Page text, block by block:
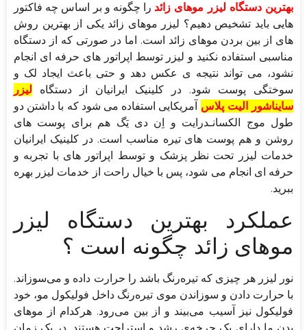
بهترین دستگاه لیزر موهای زائد را چگونه و بر اساس چه فاکتور
هایی باید تشخیص دهیم؟ لیزر موهای زائد یکی از بهترین روش
های از بین بردن موهای زائد است. اما در صورتی که از دستگاه
مناسبی استفاده نکنید و لیزر توسط اپراتور های حرفه ای انجام
نشود، می تواند نتیجه ی عکس دهد و حتی باعث ایجاد لک و
سوختگی پوست شود. در کلینیک ایرانیان از دستگاه لیزر
سایناشور الیت پلاس آمریکایی استفاده می شود که با داشتن دو
طول موج الکسانـدرایت و اِن دی یَگ هم برای پوست های
روشن و هم پوست های تیره مناسب است. در کلینیک ایرانیان
خدمات لیزر تحت نظر پزشک و توسط اپراتور های با تجربه و
حرفه ای انجام می شود، پس با خیال راحت از خدمات لیزر بهره
ببرید.
عملکرد بهترین دستگاه لیزر
موهای زائد چگونه است ؟
نور لیزر هر چیزی که تیره‌رنگ باشد را حرارت داده و می‌سوزاند.
با حرارت دادن و سوزاندن موی تیره‌رنگ داخل فولیکول مو، خود
فولیکول نیز آسیب می‌بیند و از بین می‌رود. هرکدام از موهای
بدن ما دارای یک چرخه‌ی رشد و استراحت هستند. در یک زمان